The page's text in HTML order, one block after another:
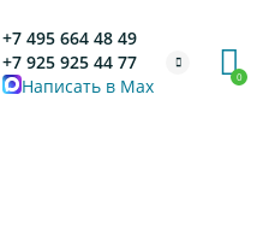
+7 495 664 48 49
+7 925 925 44 77
Написать в Max
0